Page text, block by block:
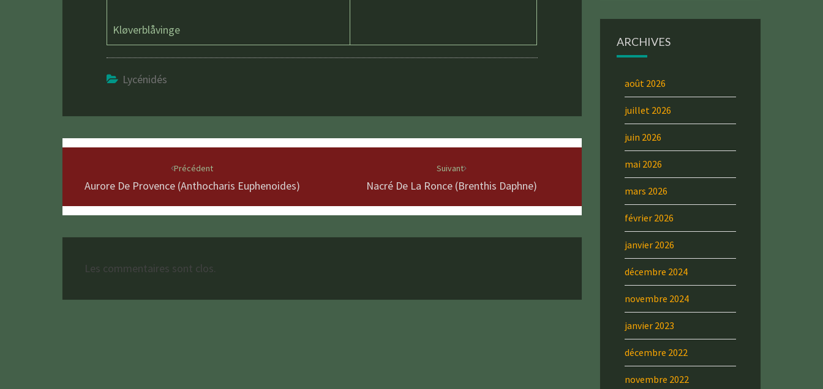
Kløverblåvinge
Lycénidés
Navigation
Précédent
Aurore De Provence (Anthocharis Euphenoides)
Suivant
Nacré De La Ronce (Brenthis Daphne)
Les commentaires sont clos.
ARCHIVES
août 2026
juillet 2026
juin 2026
mai 2026
mars 2026
février 2026
janvier 2026
décembre 2024
novembre 2024
janvier 2023
décembre 2022
novembre 2022